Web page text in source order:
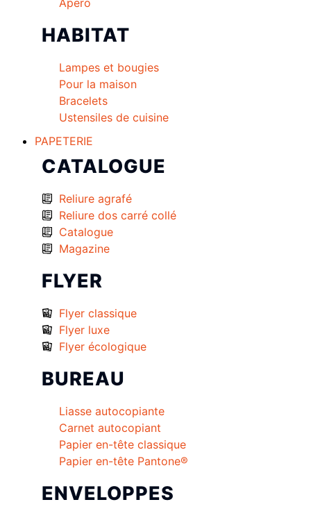
Apero
HABITAT
Lampes et bougies
Pour la maison
Bracelets
Ustensiles de cuisine
PAPETERIE
CATALOGUE
Reliure agrafé
Reliure dos carré collé
Catalogue
Magazine
FLYER
Flyer classique
Flyer luxe
Flyer écologique
BUREAU
Liasse autocopiante
Carnet autocopiant
Papier en-tête classique
Papier en-tête Pantone®
ENVELOPPES